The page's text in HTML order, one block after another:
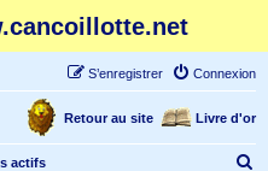
Connexion
S’enregistrer
Livre d'or
Retour au site
actifs